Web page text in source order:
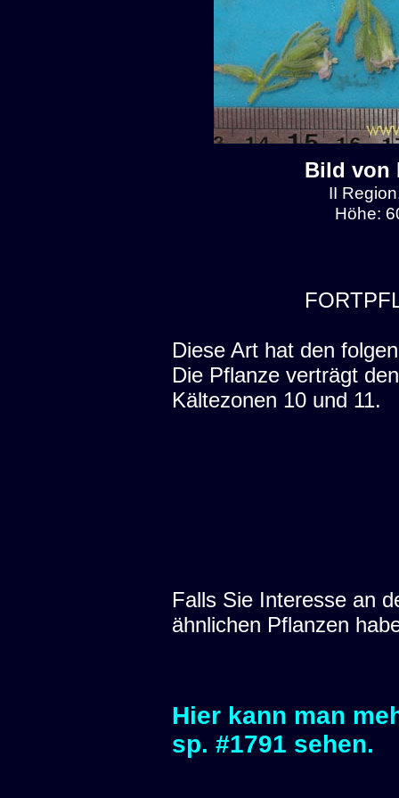
Bild von
II
Höhe:
Diese Art hat den
Die Pflanze verträgt
Kältezonen 10 und 11.
Falls Sie Interesse an
ähnlichen Pflanzen
Hier kann man
sp. #1791 sehen.